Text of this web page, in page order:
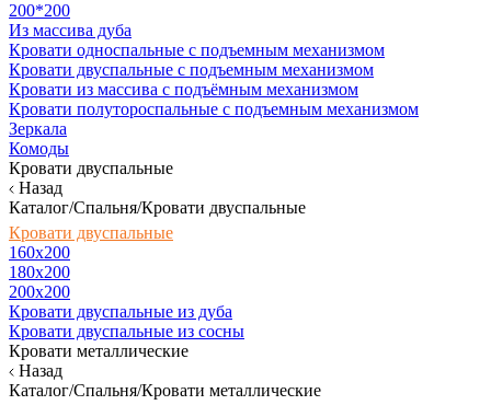
200*200
Из массива дуба
Кровати односпальные с подъемным механизмом
Кровати двуспальные с подъемным механизмом
Кровати из массива с подъёмным механизмом
Кровати полутороспальные с подъемным механизмом
Зеркала
Комоды
Кровати двуспальные
Назад
Каталог/Спальня/Кровати двуспальные
Кровати двуспальные
160х200
180x200
200x200
Кровати двуспальные из дуба
Кровати двуспальные из сосны
Кровати металлические
Назад
Каталог/Спальня/Кровати металлические